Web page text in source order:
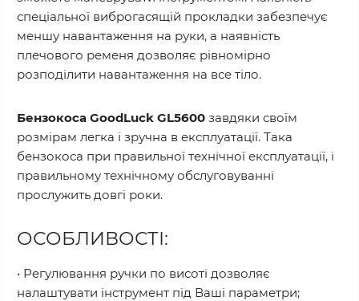
спеціальної виброгасящій прокладки забезпечує
меншу навантаження на руки, а наявність
плечового ременя дозволяє рівномірно
розподілити навантаження на все тіло.
Бензокоса GoodLuck GL5600 завдяки своїм
розмірам легка і зручна в експлуатації. Така
бензокоса при правильної технічної експлуатації, і
правильному технічному обслуговуванні
прослужить довгі роки.
ОСОБЛИВОСТІ:
• Регулювання ручки по висоті дозволяє
налаштувати інструмент під Ваші параметри;